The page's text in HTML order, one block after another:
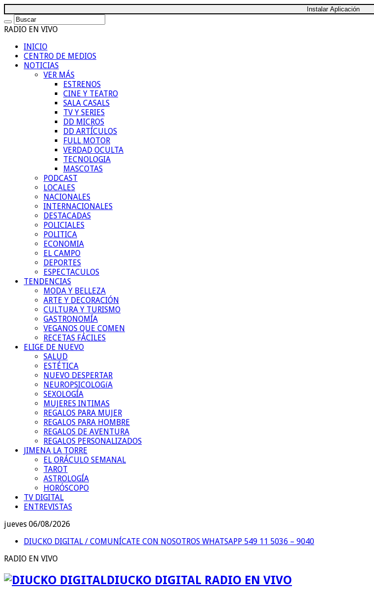
Instalar Aplicación
RADIO EN VIVO
INICIO
CENTRO DE MEDIOS
NOTICIAS
VER MÁS
ESTRENOS
CINE Y TEATRO
SALA CASALS
TV Y SERIES
DD MICROS
DD ARTÍCULOS
FULL MOTOR
VERDAD OCULTA
TECNOLOGIA
MASCOTAS
PODCAST
LOCALES
NACIONALES
INTERNACIONALES
DESTACADAS
POLICIALES
POLITICA
ECONOMIA
EL CAMPO
DEPORTES
ESPECTACULOS
TENDENCIAS
MODA Y BELLEZA
ARTE Y DECORACIÓN
CULTURA Y TURISMO
GASTRONOMÍA
VEGANOS QUE COMEN
RECETAS FÁCILES
ELIGE DE NUEVO
SALUD
ESTÉTICA
NUEVO DESPERTAR
NEUROPSICOLOGíA
SEXOLOGÍA
MUJERES INTIMAS
REGALOS PARA MUJER
REGALOS PARA HOMBRE
REGALOS DE AVENTURA
REGALOS PERSONALIZADOS
JIMENA LA TORRE
EL ORÁCULO SEMANAL
TAROT
ASTROLOGÍA
HORÓSCOPO
TV DIGITAL
ENTREVISTAS
jueves 06/08/2026
DIUCKO DIGITAL / COMUNÍCATE CON NOSOTROS WHATSAPP 549 11 5036 – 9040
RADIO EN VIVO
DIUCKO DIGITAL RADIO EN VIVO